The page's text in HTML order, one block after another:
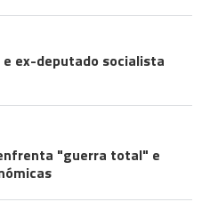
ex-deputado socialista
"guerra total" e